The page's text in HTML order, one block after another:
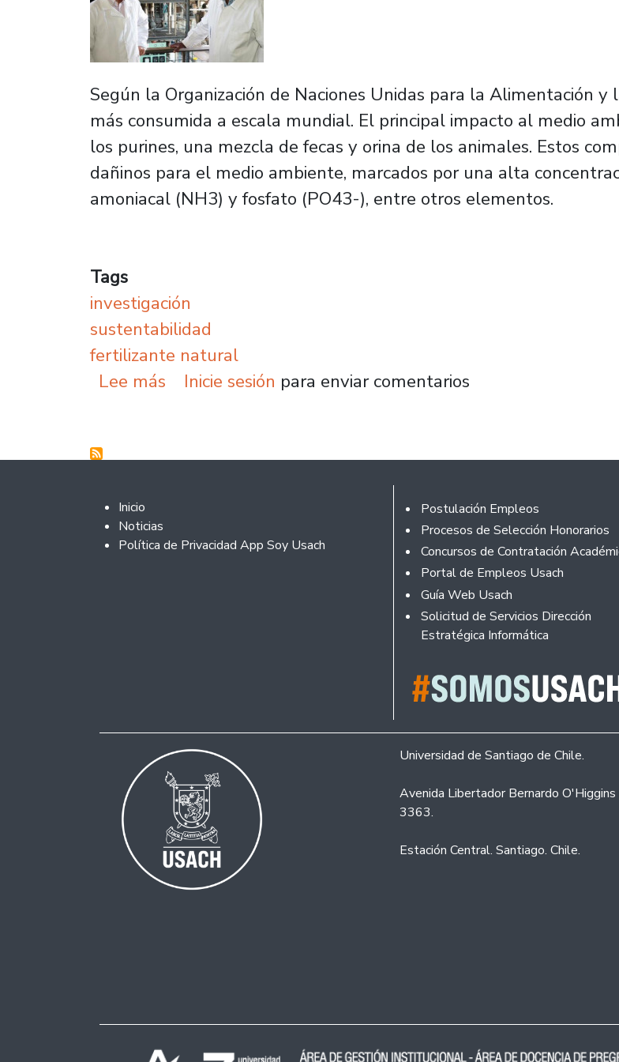
Según la Organización de Naciones Unidas para la Alimentación
más consumida a escala mundial. El principal impacto al medio
los purines, una mezcla de fecas y orina de los animales. Estos
dañinos para el medio ambiente, marcados por una alta
amoniacal (NH3) y fosfato (PO43-), entre otros elementos.
Tags
investigación
sustentabilidad
fertilizante natural
Lee más sobre U. de Santiago impulsa recuperación de
Inicie sesión para enviar comentarios
Footer 2
Inicio
Noticias
Política de Privacidad App Soy Usach
Footer
Postulación Empleos
Procesos de Selección Honorarios
Concursos de Contratación
Portal de Empleos Usach
Guía Web Usach
Solicitud de Servicios Dirección
Estratégica Informática
Universidad de Santiago de Chile.
Avenida Libertador Bernardo O'Higgins
3363.
Estación Central. Santiago. Chile.